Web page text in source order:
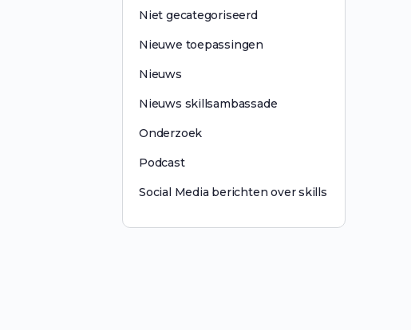
Niet gecategoriseerd
Nieuwe toepassingen
Nieuws
Nieuws skillsambassade
Onderzoek
Podcast
Social Media berichten over skills